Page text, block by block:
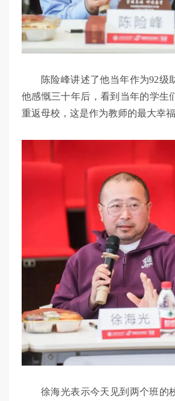
陈险峰讲述了他当年作为92级
他感慨三十年后，看到当年的学生
重返母校，这是作为教师的最大幸福
徐海光表示今天见到两个班的